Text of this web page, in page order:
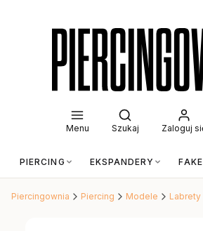
Menu
Otwórz
Szukaj Zaloguj
PIERCING EKSPANDERY
Piercingownia Piercing Modele Labrety